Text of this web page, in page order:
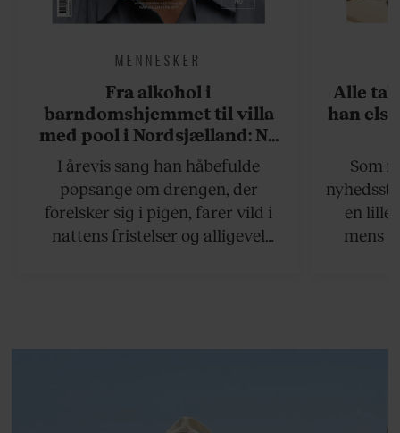
MENNESKER
Fra alkohol i
barndomshjemmet til villa
med pool i Nordsjælland: Nu
skal du høre sandheden om
Rasmus Seebach
I årevis sang han håbefulde
popsange om drengen, der
forelsker sig i pigen, farer vild i
nattens fristelser og alligevel
arv, angst, familieliv, frygten for
Alle
han
Som
en lille
mens